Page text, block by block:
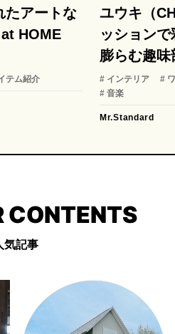
たアートな
HOME
テム紹介
ユウキ（
ッション
膨らむ趣味
# インテリア
#
# 音楽
Mr.Standard
CONTENTS
気記事